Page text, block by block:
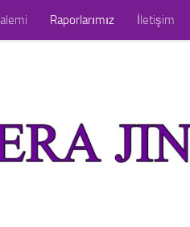
Raporlarımız İletişim